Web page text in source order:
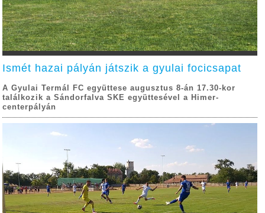
Ismét hazai pályán játszik a gyulai focicsapat
A Gyulai Termál FC együttese augusztus 8-án 17.30-kor
találkozik a Sándorfalva SKE együttesével a Himer-
centerpályán